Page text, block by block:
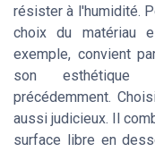
résister à l'humidité.
choix du matériau
exemple, convient
son esthétique
précédemment.
aussi judicieux. Il
surface libre en